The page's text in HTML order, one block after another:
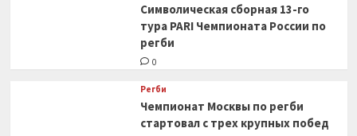
Символическая сборная 13-го
тура PARI Чемпионата России по
регби
0
Регби
Чемпионат Москвы по регби
стартовал с трех крупных побед